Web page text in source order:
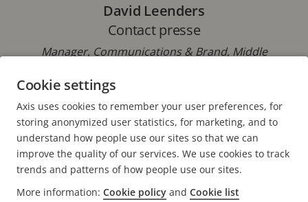
David Leenders
Contact presse
Manager, Communications & Brand, Middle
Téléphone : +31 613 116 247
E-mail :
david.leenders@axis.com
Cookie settings
Axis uses cookies to remember your user preferences, for
storing anonymized user statistics, for marketing, and to
understand how people use our sites so that we can
improve the quality of our services. We use cookies to track
trends and patterns of how people use our sites.
More information: Cookie policy and Cookie list